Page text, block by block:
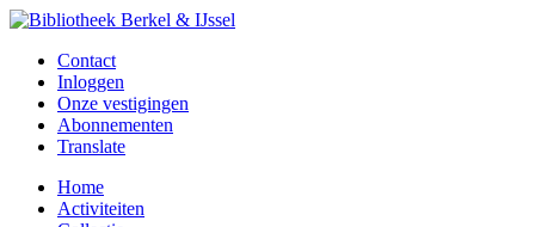
Contact
Inloggen
Onze vestigingen
Abonnementen
Translate
Home
Activiteiten